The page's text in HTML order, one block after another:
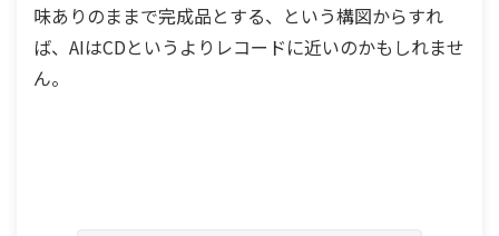
味ありのままで完成品とする、という構図からすれ
ば、AIはCDというよりレコードに近いのかもしれませ
ん。